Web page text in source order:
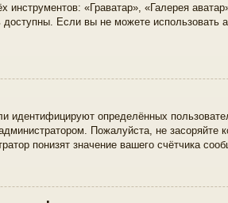
«Граватар», «Галерея
Если вы не можете
определённых
Пожалуйста, не
понизят значение вашего счётчика